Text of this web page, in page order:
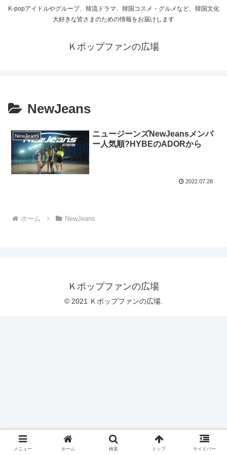
K-popアイドルやグループ、韓流ドラマ、韓国コスメ・グルメなど、韓国文化
大好きな皆さまのための情報をお届けします
Ｋポップファンの広場
NewJeans
NewJeans
ニュージーンズNewJeansメンバ
ー人気順?HYBEのADORから
2022.07.28
ホーム NewJeans
Ｋポップファンの広場
© 2021 Ｋポップファンの広場.
メニュー ホーム 検索 トップ サイドバー